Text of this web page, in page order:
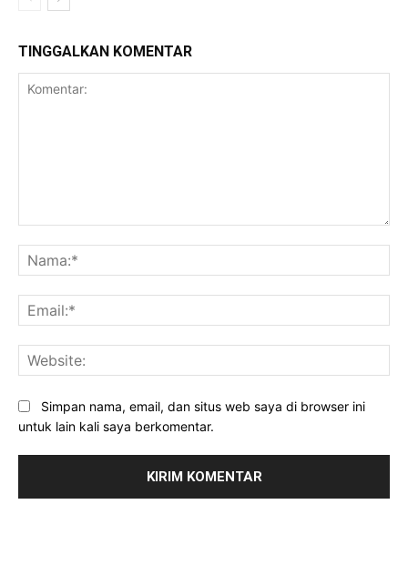
TINGGALKAN KOMENTAR
Simpan nama, email, dan situs web saya di browser ini
untuk lain kali saya berkomentar.